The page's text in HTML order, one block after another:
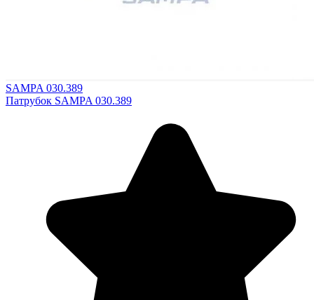
SAMPA 030.389
Патрубок SAMPA 030.389